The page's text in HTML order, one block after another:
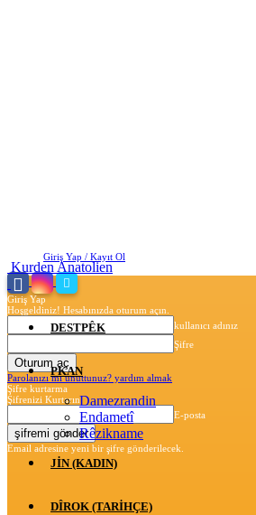
Giriş Yap / Kayıt Ol
Giriş Yap
Hoşgeldiniz! Hesabınızda oturum açın.
kullanıcı adınız
Şifre
Parolanızı mı unuttunuz? yardım almak
Şifre kurtarma
Şifrenizi Kurtarın
E-posta
Email adresine yeni bir şifre gönderilecek.
Kurden Anatolien
DESTPÊK
PKAN
Damezrandin
Endametî
Rêzikname
JİN (KADIN)
DÎROK (TARİHÇE)